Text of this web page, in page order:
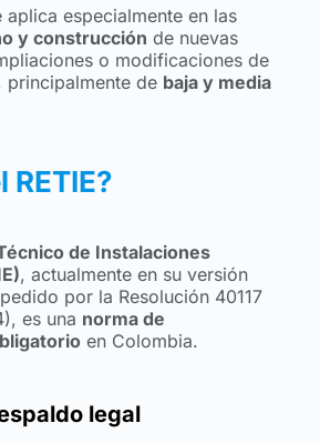
aplica especialmente en las
y construcción de nuevas
o modificaciones de
principalmente de baja y media
RETIE?
de Instalaciones
, actualmente en su versión
por la Resolución 40117
es una norma de
en Colombia.
legal